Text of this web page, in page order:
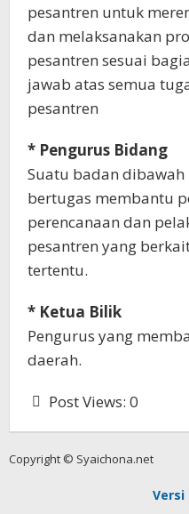
pesantren untuk
dan melaksanakan
pesantren sesuai
jawab atas semua
pesantren
* Pengurus Bidang
Suatu badan
bertugas membantu
perencanaan dan
pesantren yang
tertentu.
* Ketua Bilik
Pengurus yang
daerah.
Post Views: 0
Copyright © Syaichona.net
Versi